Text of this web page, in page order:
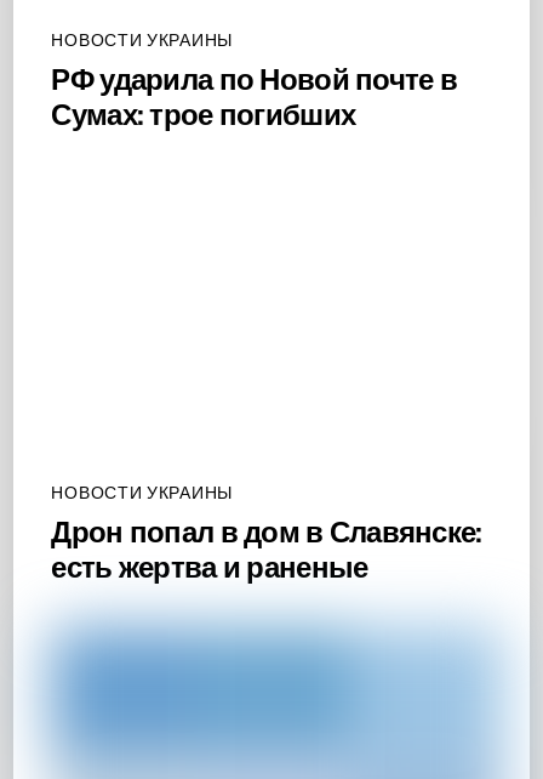
НОВОСТИ УКРАИНЫ
РФ ударила по Новой почте в
Сумах: трое погибших
НОВОСТИ УКРАИНЫ
Дрон попал в дом в Славянске:
есть жертва и раненые